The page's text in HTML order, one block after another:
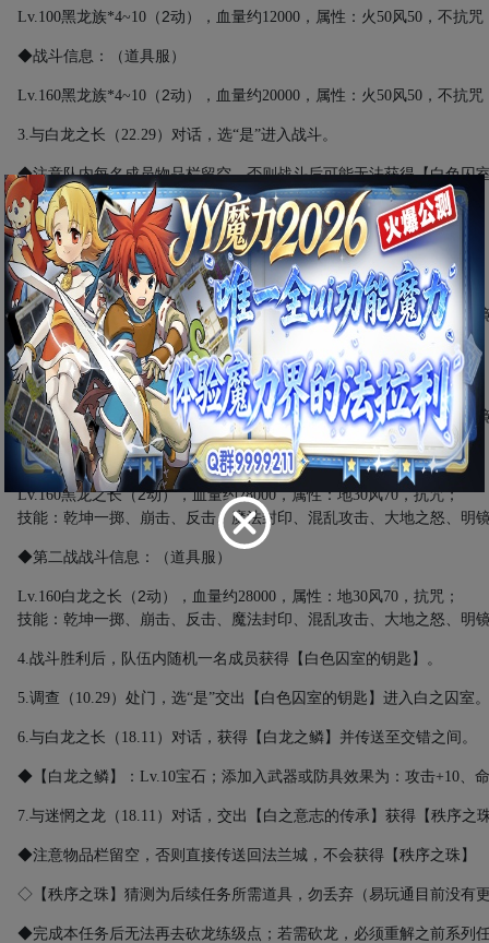
Lv.100黑龙族*4~10 （ 2动） ，血量约12000 ，属性：火 50风50 ，不抗
◆战斗信息：（道具服）
Lv.160黑龙族*4~10 （ 2动） ，血量约20000 ，属性：火 50风50 ，不抗
3.与白龙之长（22.29）对话，选“是”进入战斗。
◆注意队内每名成员物品栏留空，否则战斗后可能无法获得【白色囚
◆此战为二连战
◆第一战战斗信息：（怀旧服）
Lv.108黑龙之长（ 2动），血量约18000，属性：地30风70，抗咒；
技能：乾坤一掷、崩击、反击、魔法封印、混乱攻击、大地之怒、明
◆第二战战斗信息：（怀旧服）
Lv.108 白龙之长 （2动），血量约18000，属性：地30风70，抗咒；
技能：乾坤一掷、崩击、反击、魔法封印、混乱攻击、大地之怒、明
◆第一战战斗信息：（道具服）
Lv.160黑龙之长（2动），血量约28000，属性：地30风70，抗咒；
技能：乾坤一掷、崩击、反击、魔法封印、混乱攻击、大地之怒、明
◆第二战战斗信息：（道具服）
Lv.160白龙之长 （ 2动） ，血量约28000 ，属性：地30风70 ，抗咒；
技能：乾坤一掷、崩击、反击、魔法封印、混乱攻击、大地之怒、明
4.战斗胜利后，队伍内随机一名成员获得【白色囚室的钥匙】。
5.调查（ 10.29）处门，选“是”交出【白色囚室的钥匙】进入白之囚室。
6.与白龙之长（ 18.11 ）对话，获得【白龙之鳞】并传送至交错之间。
◆【白龙之鳞】： Lv.10宝石；添加入武器或防具效果为：攻击+10、
7.与迷惘之龙（ 18.11 ）对话，交出【白之意志的传承】获得【秩序之
◆注意物品栏留空，否则直接传送回法兰城，不会获得【秩序之珠】
◇【秩序之珠】猜测为后续任务所需道具，勿丢弃（易玩通目前没有
◆完成本任务后无法再去砍龙练级点；若需砍龙，必须重解之前系列